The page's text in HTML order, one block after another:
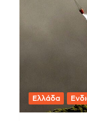
Ελλάδα